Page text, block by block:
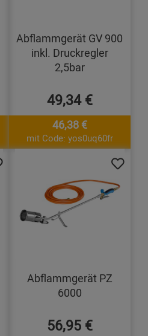
Abflammgerät GV 900
inkl. Druckregler
2,5bar
49,34 €
46,38 €
mit Code: yos0uq60fr
Abflammgerät PZ
6000
56,95 €